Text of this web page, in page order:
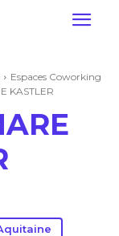
Espaces Coworking
KASTLER